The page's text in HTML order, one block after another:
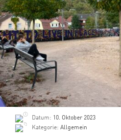
Datum: 10. Oktober 2023
Kategorie:Allgemein